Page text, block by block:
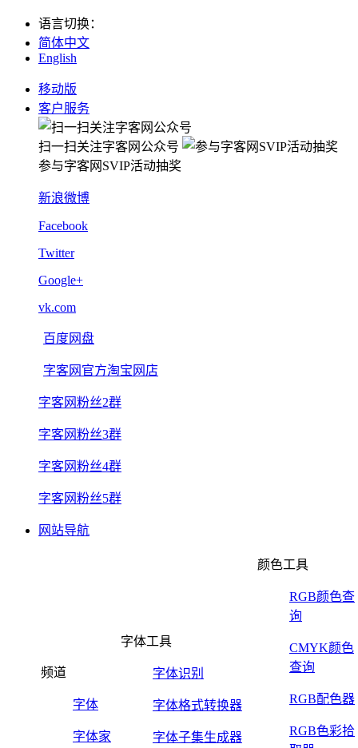
语言切换：
简体中文
English
移动版
客户服务
扫一扫关注字客网公众号
参与字客网SVIP活动抽奖
新浪微博
Facebook
Twitter
Google+
vk.com
百度网盘
字客网官方淘宝网店
字客网粉丝2群
字客网粉丝3群
字客网粉丝4群
字客网粉丝5群
网站导航
频道
字体
字体家
字体工具
字体识别
字体格式转换器
字体子集生成器
颜色工具
RGB颜色查
询
CMYK颜色
查询
RGB配色器
RGB色彩拾